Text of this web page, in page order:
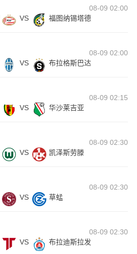
08-09 02:00
VS 福图纳锡塔德
08-09 02:00
VS 布拉格斯巴达
08-09 02:15
VS 华沙莱吉亚
08-09 02:30
VS 凯泽斯劳滕
08-09 02:30
VS 草蜢
08-09 02:30
VS 布拉迪斯拉发